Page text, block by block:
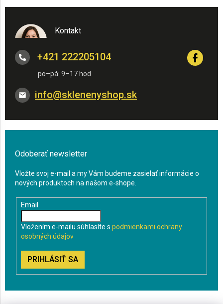
Kontakt
info@sklenenyshop.sk
+421 222205104
Odoberať newsletter
Vložte svoj e-mail a my Vám budeme zasielať informácie o
nových produktoch na našom e-shope.
Email
Vložením e-mailu súhlasíte s podmienkami ochrany
osobných údajov
PRIHLÁSIŤ SA